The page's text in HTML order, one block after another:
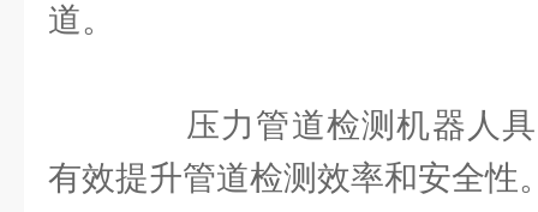
道。
压力管道检测机器人具
有效提升管道检测效率和安全性